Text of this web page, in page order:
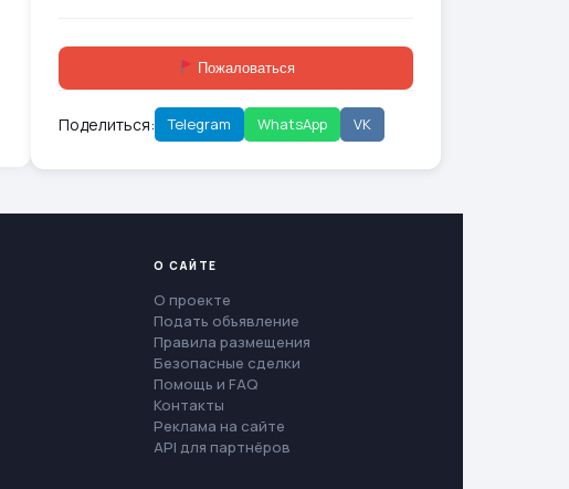
Пожаловаться
Поделиться: Telegram WhatsApp VK
О САЙТЕ
О проекте
Подать объявление
Правила размещения
Безопасные сделки
Помощь и FAQ
Контакты
Реклама на сайте
API для партнёров